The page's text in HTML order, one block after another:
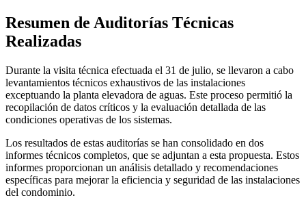
Resumen de Auditorías Técnicas
Realizadas
Durante la visita técnica efectuada el 31 de julio, se llevaron a cabo
levantamientos técnicos exhaustivos de las instalaciones
exceptuando la planta elevadora de aguas. Este proceso permitió la
recopilación de datos críticos y la evaluación detallada de las
condiciones operativas de los sistemas.
Los resultados de estas auditorías se han consolidado en dos
informes técnicos completos, que se adjuntan a esta propuesta. Estos
informes proporcionan un análisis detallado y recomendaciones
específicas para mejorar la eficiencia y seguridad de las instalaciones
del condominio.